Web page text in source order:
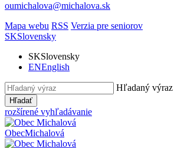
oumichalova@michalova.sk
Mapa webu RSS Verzia pre seniorov
SKSlovensky
SKSlovensky
ENEnglish
Hľadaný výraz
Hľadať
rozšírené vyhľadávanie
ObecMichalová